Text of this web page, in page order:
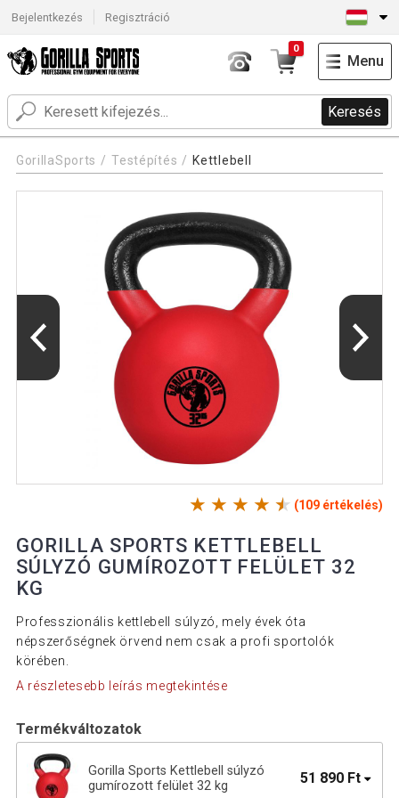
Bejelentkezés Regisztráció
Keresés
0
Menu
GorillaSports Testépítés Kettlebell
(109 értékelés)
GORILLA SPORTS KETTLEBELL
SÚLYZÓ GUMÍROZOTT FELÜLET 32
KG
Professzionális kettlebell súlyzó, mely évek óta
népszerőségnek örvend nem csak a profi sportolók
körében.
A részletesebb leírás megtekintése
Termékváltozatok
Gorilla Sports Kettlebell súlyzó
gumírozott felület 32 kg
51 890 Ft